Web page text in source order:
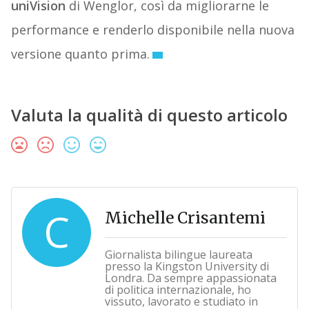
uniVision di Wenglor, così da migliorarne le
performance e renderlo disponibile nella nuova
versione quanto prima.
Valuta la qualità di questo articolo
C Michelle Crisantemi
Giornalista bilingue laureata
presso la Kingston University di
Londra. Da sempre appassionata
di politica internazionale, ho
vissuto, lavorato e studiato in